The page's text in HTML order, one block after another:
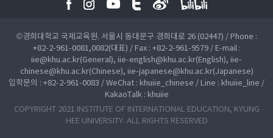
©경희대학교 국제교육원. 서울시 동대문구 경희대로 26 (02447) / Phone :
+82-2-961-0081,0082(대표) / Fax : +82-2-961-9579 / E-mail :
iie@khu.ac.kr(General), iie-english@khu.ac.kr(English), iie-
chinese@khu.ac.kr(Chinese), iie-japanese@khu.ac.kr(Japanese)
입학문의 : +82-2-961-0083 / WeChat : khuiie_chinese / Line : khuiie_line /
KakaoTalk : khuiie
COPYRIGHT 2021 INSTITUTE OF INTERNATIONAL EDUCATION, KYUNG
HEE UNIVERSITY. ALL RIGHTS RESERVED